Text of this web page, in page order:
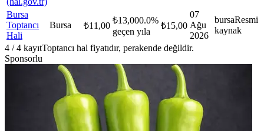
Bursa
Toptancı
Hali
Bursa ₺11,00
₺13,000.0%
geçen yıla
₺15,00
07
Ağu
2026
bursaResmi
kaynak
4 /4 kayıtToptancı hal fiyatıdır, perakende değildir.
Sponsorlu